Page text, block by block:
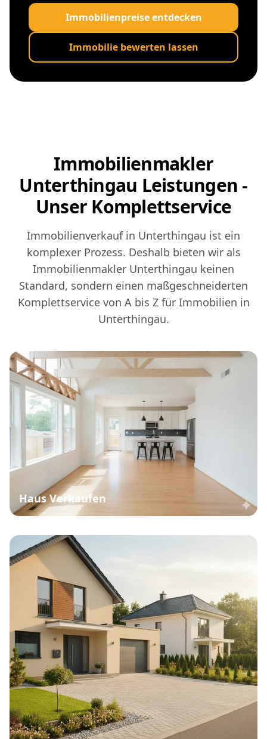
Immobilienpreise entdecken
Immobilie bewerten lassen
Immobilienmakler
Unterthingau Leistungen -
Unser Komplettservice
Immobilienverkauf in Unterthingau ist ein
komplexer Prozess. Deshalb bieten wir als
Immobilienmakler Unterthingau keinen
Standard, sondern einen maßgeschneiderten
Komplettservice von A bis Z für Immobilien in
Unterthingau.
Haus Verkaufen